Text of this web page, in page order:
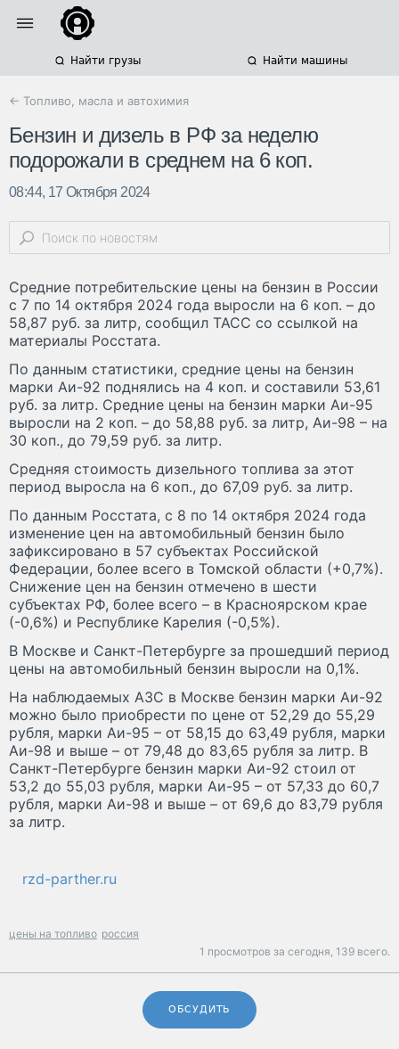
Найти грузы Найти машины
← Топливо, масла и автохимия
Бензин и дизель в РФ за неделю
подорожали в среднем на 6 коп.
08:44, 17 Октября 2024
Средние потребительские цены на бензин в России
с 7 по 14 октября 2024 года выросли на 6 коп. – до
58,87 руб. за литр, сообщил ТАСС со ссылкой на
материалы Росстата.
По данным статистики, средние цены на бензин
марки Аи-92 поднялись на 4 коп. и составили 53,61
руб. за литр. Средние цены на бензин марки Аи-95
выросли на 2 коп. – до 58,88 руб. за литр, Аи-98 – на
30 коп., до 79,59 руб. за литр.
Средняя стоимость дизельного топлива за этот
период выросла на 6 коп., до 67,09 руб. за литр.
По данным Росстата, с 8 по 14 октября 2024 года
изменение цен на автомобильный бензин было
зафиксировано в 57 субъектах Российской
Федерации, более всего в Томской области (+0,7%).
Снижение цен на бензин отмечено в шести
субъектах РФ, более всего – в Красноярском крае
(-0,6%) и Республике Карелия (-0,5%).
В Москве и Санкт-Петербурге за прошедший период
цены на автомобильный бензин выросли на 0,1%.
На наблюдаемых АЗС в Москве бензин марки Аи-92
можно было приобрести по цене от 52,29 до 55,29
рубля, марки Аи-95 – от 58,15 до 63,49 рубля, марки
Аи-98 и выше – от 79,48 до 83,65 рубля за литр. В
Санкт-Петербурге бензин марки Аи-92 стоил от
53,2 до 55,03 рубля, марки Аи-95 – от 57,33 до 60,7
рубля, марки Аи-98 и выше – от 69,6 до 83,79 рубля
за литр.
rzd-parther.ru
цены на топливо россия
1 просмотров за сегодня, 139 всего.
ОБСУДИТЬ